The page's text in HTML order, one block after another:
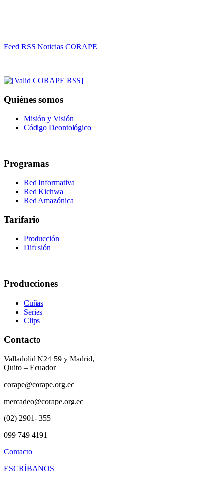
Feed RSS Noticias CORAPE
Quiénes somos
Misión y Visión
Código Deontológico
Programas
Red Informativa
Red Kichwa
Red Amazónica
Tarifario
Producción
Difusión
Producciones
Cuñas
Series
Clips
Contacto
Valladolid N24-59 y Madrid,
Quito – Ecuador
corape@corape.org.ec
mercadeo@corape.org.ec
(02) 2901- 355
099 749 4191
Contacto
ESCRÍBANOS